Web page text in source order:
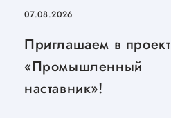
Новости УФНС
Каталог грантов
07.08.2026
Приглашаем в проект
«Промышленный
наставник»!